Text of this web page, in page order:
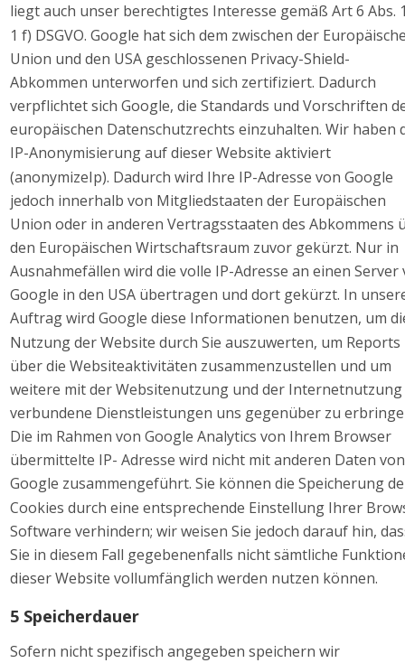
liegt auch unser berechtigtes Interesse gemäß Art 6 Abs.
1 f) DSGVO. Google hat sich dem zwischen der
Union und den USA geschlossenen Privacy-Shield-
Abkommen unterworfen und sich zertifiziert. Dadurch
verpflichtet sich Google, die Standards und Vorschriften
europäischen Datenschutzrechts einzuhalten. Wir haben
IP-Anonymisierung auf dieser Website aktiviert
(anonymizeIp). Dadurch wird Ihre IP-Adresse von Google
jedoch innerhalb von Mitgliedstaaten der Europäischen
Union oder in anderen Vertragsstaaten des Abkommens
den Europäischen Wirtschaftsraum zuvor gekürzt. Nur in
Ausnahmefällen wird die volle IP-Adresse an einen
Google in den USA übertragen und dort gekürzt. In
Auftrag wird Google diese Informationen benutzen, um
Nutzung der Website durch Sie auszuwerten, um Reports
über die Websiteaktivitäten zusammenzustellen und um
weitere mit der Websitenutzung und der Internetnutzung
verbundene Dienstleistungen uns gegenüber zu
Die im Rahmen von Google Analytics von Ihrem Browser
übermittelte IP- Adresse wird nicht mit anderen Daten
Google zusammengeführt. Sie können die Speicherung
Cookies durch eine entsprechende Einstellung Ihrer
Software verhindern; wir weisen Sie jedoch darauf hin,
Sie in diesem Fall gegebenenfalls nicht sämtliche
dieser Website vollumfänglich werden nutzen können.
5 Speicherdauer
Sofern nicht spezifisch angegeben speichern wir